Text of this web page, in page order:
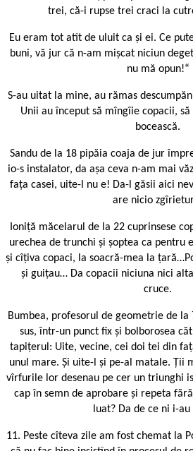
trei, că-i rupse trei craci la
Eu eram tot atît de uluit ca și ei. Ce
buni, vă jur că n-am mișcat niciun
nu mă opun!“
S-au uitat la mine, au rămas
Unii au început să mîngîie copacii, să
bocească.
Sandu de la 18 pipăia coaja de jur
io-s instalator, da așa ceva n-am mai
fața casei, uite-l nu e! Da-l găsii aici
are nicio
Ioniță măcelarul de la 22 cuprinsese
urechea de trunchi și șoptea ca pentru
și cîțiva copaci, la soacră-mea la
și guițau… Da copacii niciuna nici
cruce.
Bumbea, profesorul de geometrie de la
sus, într-un punct fix și bolborosea
tapițerul: Uite, vecine, cei doi tei din
unul mare. Și uite-l și pe-al matale. Ții
vîrfurile lor desenau pe cer un triunghi
cap în semn de aprobare și repeta
luat? Da de ce ni i-
11. Peste cîteva zile am fost chemat la